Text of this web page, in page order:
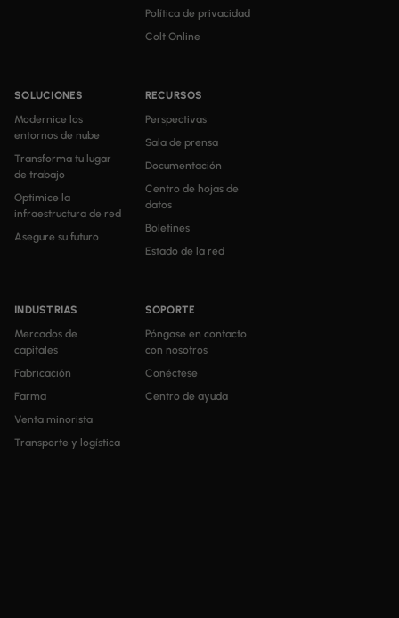
SOLUCIONES
Modernice los
entornos de nube
Transforma tu lugar
de trabajo
Optimice la
infraestructura de red
Asegure su futuro
INDUSTRIAS
Mercados de
capitales
Fabricación
Farma
Venta minorista
Transporte y logística
RECURSOS
Perspectivas
Sala de prensa
Documentación
Centro de hojas de
datos
Boletines
Estado de la red
Política de privacidad
Colt Online
SOPORTE
Póngase en contacto
con nosotros
Conéctese
Centro de ayuda